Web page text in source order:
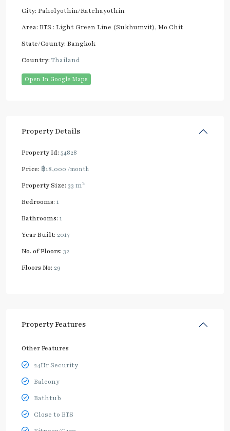
City: Paholyothin/Ratchayothin
Area: BTS : Light Green Line (Sukhumvit), Mo Chit
State/County: Bangkok
Country: Thailand
Open In Google Maps
Property Details
Property Id: 54828
Price: ฿18,000 /month
Property Size: 33 m2
Bedrooms: 1
Bathrooms: 1
Year Built: 2017
No. of Floors: 32
Floors No: 29
Property Features
Other Features
24Hr Security
Balcony
Bathtub
Close to BTS